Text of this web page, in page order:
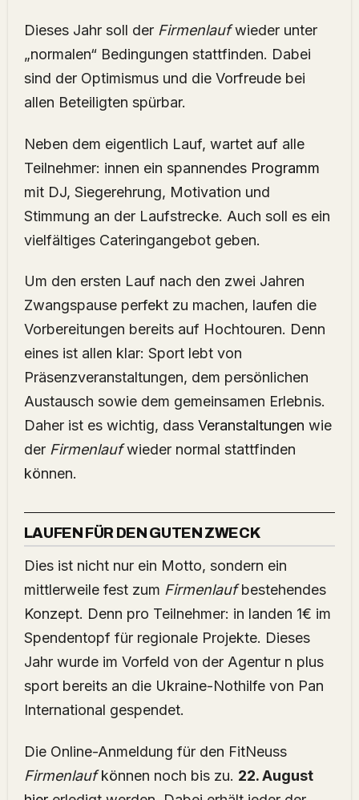
Dieses Jahr soll der Firmenlaufwieder unter
„normalen“ Bedingungen stattfinden. Dabei
sind der Optimismus und die Vorfreude bei
allen Beteiligten spürbar.
Neben dem eigentlich Lauf, wartet auf alle
Teilnehmer: innen ein spannendes Programm
mit DJ, Siegerehrung, Motivation und
Stimmung an der Laufstrecke. Auch soll es ein
vielfältiges Cateringangebot geben.
Um den ersten Lauf nach den zwei Jahren
Zwangspause perfekt zu machen, laufen die
Vorbereitungen bereits auf Hochtouren. Denn
eines ist allen klar: Sport lebt von
Präsenzveranstaltungen, dem persönlichen
Austausch sowie dem gemeinsamen Erlebnis.
Daher ist es wichtig, dass Veranstaltungen wie
der Firmenlaufwieder normal stattfinden
können.
LAUFEN FÜR DEN GUTEN ZWECK
Dies ist nicht nur ein Motto, sondern ein
mittlerweile fest zum Firmenlaufbestehendes
Konzept. Denn pro Teilnehmer: in landen 1€ im
Spendentopf für regionale Projekte. Dieses
Jahr wurde im Vorfeld von der Agentur n plus
sport bereits an die Ukraine-Nothilfe von Pan
International gespendet.
Die Online-Anmeldung für den FitNeuss
Firmenlaufkönnen noch bis zu. 22. August